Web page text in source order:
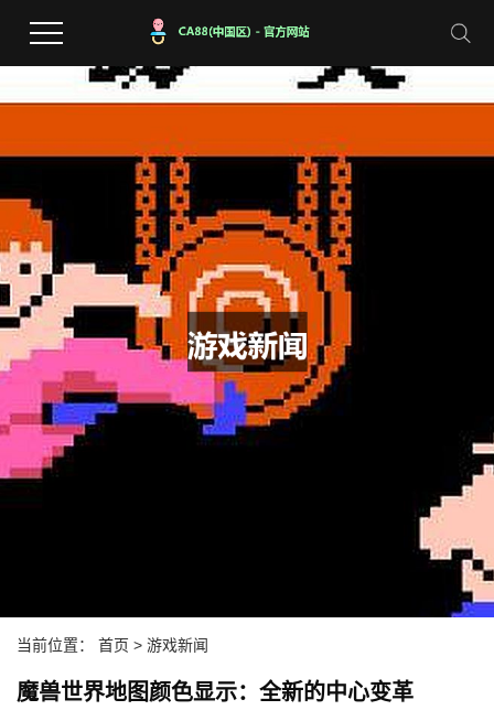
当前位置： 首页 > 游戏新闻
魔兽世界地图颜色显示：全新的中心变革